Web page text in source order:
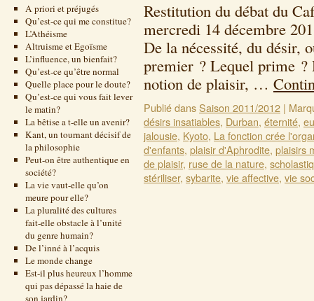
A priori et préjugés
Qu’est-ce qui me constitue?
L’Athéisme
Altruisme et Egoïsme
L’influence, un bienfait?
Qu’est-ce qu’être normal
Quelle place pour le doute?
Qu’est-ce qui vous fait lever
le matin?
La bêtise a t-elle un avenir?
Kant, un tournant décisif de
la philosophie
Peut-on être authentique en
société?
La vie vaut-elle qu’on
meure pour elle?
La pluralité des cultures
fait-elle obstacle à l’unité
du genre humain?
De l’inné à l’acquis
Le monde change
Est-il plus heureux l’homme
qui pas dépassé la haie de
son jardin?
Restitution du débat du
mercredi 14 décembre
De la nécessité, du désir,
premier ? Lequel prime ?
notion de plaisir, …
Publié dansSaison 2011/2012 |
désirs insatiables, Durban, éternité,
jalousie, Kyoto, La fonction crée
d'enfants, plaisir d'Aphrodite, plaisirs
de plaisir, ruse de la nature,
stériliser, sybarite, vie affective, vie